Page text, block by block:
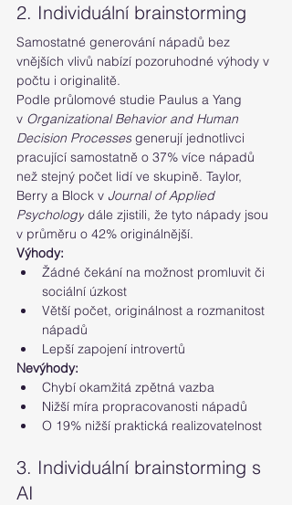
2. Individuální brainstorming
Samostatné generování nápadů bez
vnějších vlivů nabízí pozoruhodné výhody v
počtu i originalitě.
Podle průlomové studie Paulus a Yang
v Organizational Behavior and Human
Decision Processes generují jednotlivci
pracující samostatně o 37% více nápadů
než stejný počet lidí ve skupině. Taylor,
Berry a Block v Journal of Applied
Psychology dále zjistili, že tyto nápady jsou
v průměru o 42% originálnější.
Výhody:
Žádné čekání na možnost promluvit či
sociální úzkost
Větší počet, originálnost a rozmanitost
nápadů
Lepší zapojení introvertů
Nevýhody:
Chybí okamžitá zpětná vazba
Nižší míra propracovanosti nápadů
O 19% nižší praktická realizovatelnost
3. Individuální brainstorming s
AI